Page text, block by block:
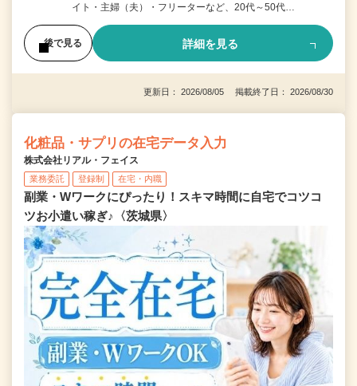
イト・主婦（夫）・フリーターなど、20代～50代…
後で見る 詳細を見る
更新日： 2026/08/05 掲載終了日： 2026/08/30
化粧品・サプリの在宅データ入力
株式会社リアル・フェイス
業務委託 登録制 在宅・内職
副業・Wワークにぴったり！スキマ時間に自宅でコツコ
ツお小遣い稼ぎ♪〈茨城県〉